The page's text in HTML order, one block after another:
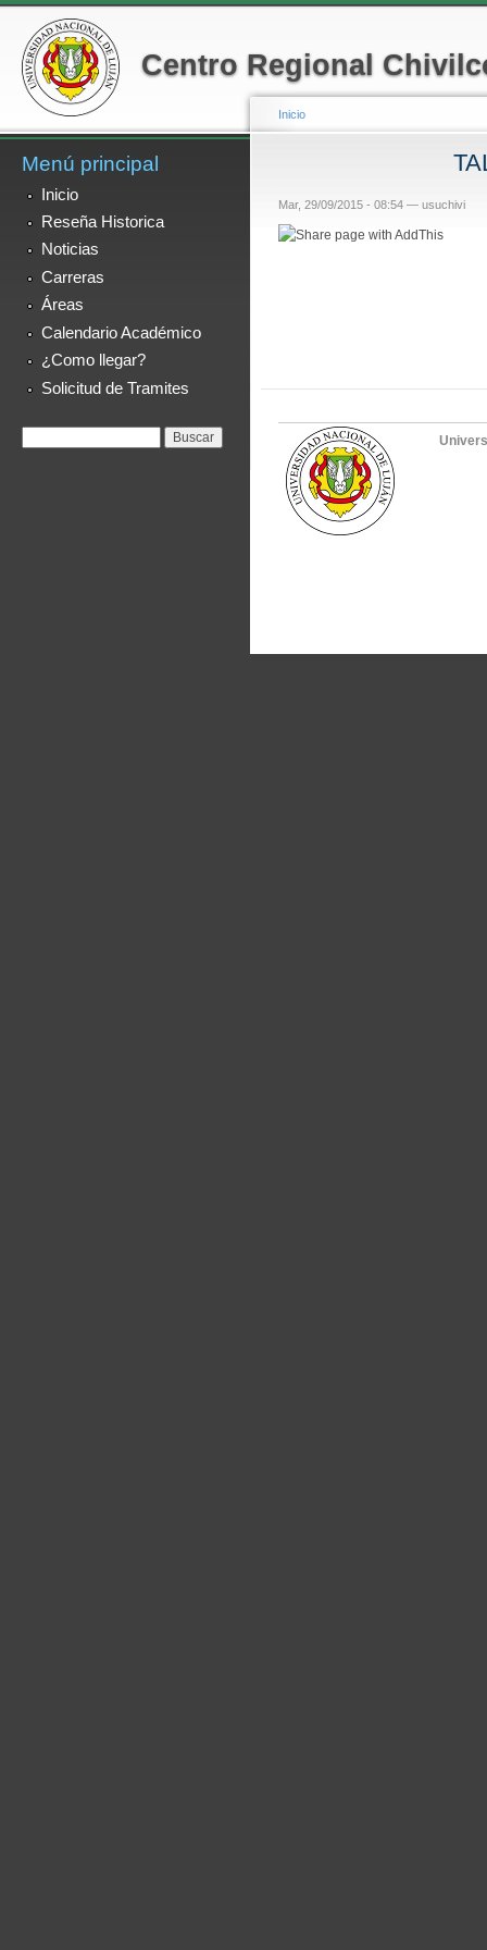
Centro Regional
Menú secundario
Menú principal
Inicio
Reseña Historica
Noticias
Carreras
Áreas
Calendario Académico
¿Como llegar?
Solicitud de Tramites
Se encuentra usted
Inicio
Mar, 29/09/2015 - 08:54 — usuchivi